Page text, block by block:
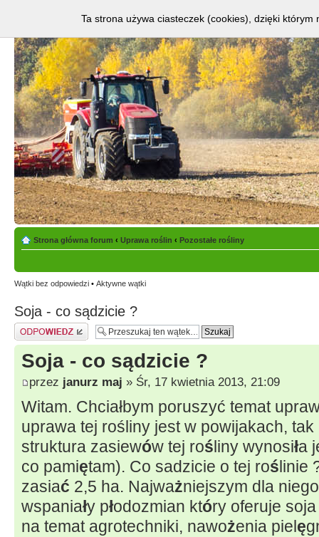
Strona główna forum ‹ Uprawa roślin ‹ Pozostałe rośliny
Wątki bez odpowiedzi • Aktywne wątki
Soja - co sądzicie ?
Odpowiedz
Soja - co sądzicie ?
przez janurz maj » Śr, 17 kwietnia 2013, 21:09
Witam. Chciałbym poruszyć temat
uprawa tej rośliny jest w powijakach,
struktura zasiewów tej rośliny wynosiła
co pamiętam). Co sadzicie o tej roślinie
zasiać 2,5 ha. Najważniejszym dla
wspaniały płodozmian który oferuje
na temat agrotechniki, nawożenia pielę
Ta strona używa ciasteczek (cookies), dzięki którym